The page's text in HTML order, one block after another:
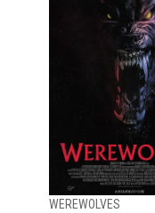
WEREWOLVES